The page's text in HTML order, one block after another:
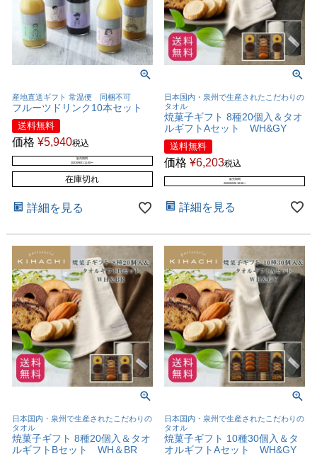
産地直送ギフト 常温便 同梱不可
フルーツドリンク10本セット
送料無料
価格 ¥5,940税込
販売期間
2023/09/01 11:00〜
在庫切れ
詳細を見る
日本国内・泉州で生産されたこだわりの
タオル
焼菓子ギフト 8種20個入＆タオ
ルギフトAセット WH&GY
送料無料
価格 ¥6,203税込
販売期間
2025/02/28 10:00〜
詳細を見る
日本国内・泉州で生産されたこだわりの
タオル
焼菓子ギフト 8種20個入＆タオ
ルギフトBセット WH＆BR
日本国内・泉州で生産されたこだわりの
タオル
焼菓子ギフト 10種30個入＆タ
オルギフトAセット WH&GY